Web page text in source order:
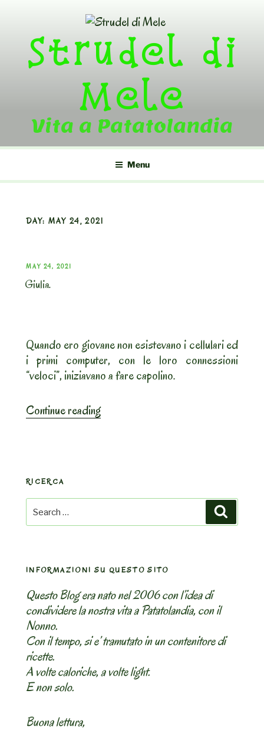
contentStrudel di
Mele
Vita a Patatolandia
Menu
DAY: MAY 24, 2021
POSTED
ON
MAY 24, 2021
Giulia.
Quando ero giovane non esistevano i cellulari ed
i primi computer, con le loro connessioni
“veloci”, iniziavano a fare capolino.
Continue reading“Giulia.”
RICERCA
Search
for:
INFORMAZIONI SU QUESTO SITO
Questo Blog era nato nel 2006 con l’idea di
condividere la nostra vita a Patatolandia, con il
Nonno.
Con il tempo, si e’ tramutato in un contenitore di
ricette.
A volte caloriche, a volte light.
E non solo.
Buona lettura,